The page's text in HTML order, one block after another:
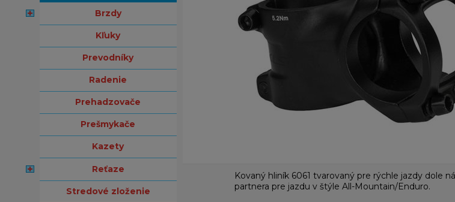
brzdy
kľuky
prevodníky
radenie
prehadzovače
prešmykače
kazety
reťaze
stredové zloženie
Kovaný hliník 6061 tvarovaný pre rýchle jazdy dole
partnera pre jazdu v štýle All-Mountain/Enduro.